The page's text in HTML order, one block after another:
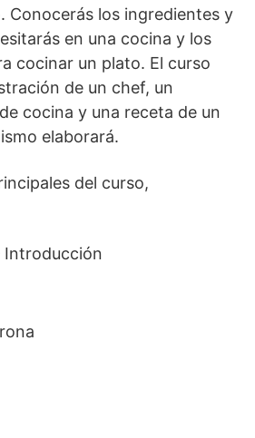
Conocerás los ingredientes y
en una cocina y los
cocinar un plato. El curso
de un chef, un
cocina y una receta de un
elaborará.
del curso,